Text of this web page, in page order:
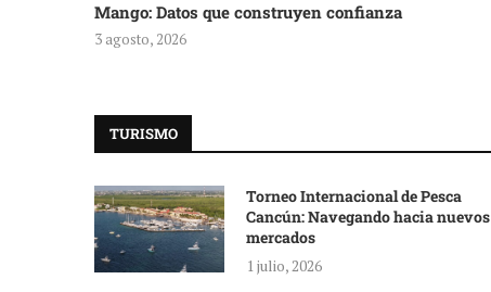
Mango: Datos que construyen confianza
3 agosto, 2026
TURISMO
Torneo Internacional de Pesca
Cancún: Navegando hacia nuevos
mercados
1 julio, 2026